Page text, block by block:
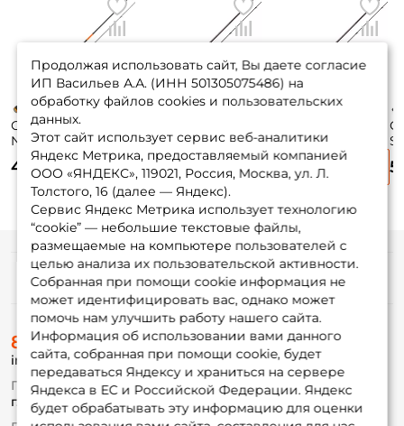
Спиннинг
Norstream Areator
2 203см. 0,8-7гр.
79гр. moderate fast
/ ARS2-682ULL
4 995 ₽
Tezza 201см. 1-6гр.
70гр. moderate fast
/ TZS-672UL
7 290 ₽
Tezza 201см. 0,8-
4,5гр. 70гр.
moderate fast /
7 250 ₽ 5
Продолжая использовать сайт, Вы даете согласие
ИП Васильев А.А. (ИНН 501305075486) на
обработку файлов cookies и пользовательских
данных.
Этот сайт использует сервис веб-аналитики
Яндекс Метрика, предоставляемый компанией
ООО «ЯНДЕКС», 119021, Россия, Москва, ул. Л.
Толстого, 16 (далее — Яндекс).
Сервис Яндекс Метрика использует технологию
“cookie” — небольшие текстовые файлы,
размещаемые на компьютере пользователей с
целью анализа их пользовательской активности.
Собранная при помощи cookie информация не
может идентифицировать вас, однако может
помочь нам улучшить работу нашего сайта.
Информация об использовании вами данного
сайта, собранная при помощи cookie, будет
передаваться Яндексу и храниться на сервере
Яндекса в ЕС и Российской Федерации. Яндекс
будет обрабатывать эту информацию для оценки
Информация
О магазине
Доставка
Оплата
Fox-bonus
Гуру
8 (495) 532-77-88
info@foxfishing.ru
По вопросам с заказом
г. Москва, ул. Плеханова д.7